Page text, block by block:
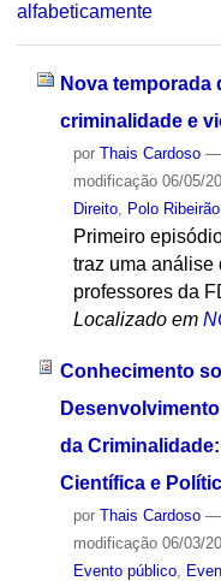
alfabeticamente
Nova temporada
criminalidade e
por Thais Cardoso —
modificação06/05/
Direito, Polo
Primeiro
traz uma análise
professores da
Localizado em
Conhecimento
da
Científica e
por Thais Cardoso —
modificação06/03/
Evento público,